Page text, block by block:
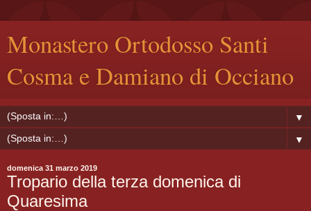
Monastero Ortodosso Santi
Cosma e Damiano di Occiano
▼
▼
domenica 31 marzo 2019
Tropario della terza domenica di
Quaresima